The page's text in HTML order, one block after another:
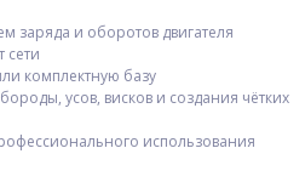
заряда и оборотов двигателя
сети
комплектную базу
усов, висков и создания чётких
использования